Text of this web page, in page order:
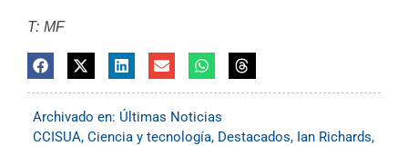
T: MF
Archivado en: Últimas Noticias
CCISUA, Ciencia y tecnología, Destacados, Ian Richards,